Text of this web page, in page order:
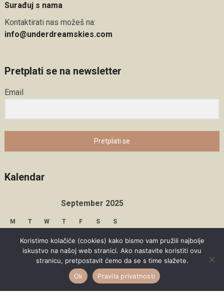
Surađuj s nama
Kontaktirati nas možeš na:
info@underdreamskies.com
Pretplati se na newsletter
Email
Pretplati se
Kalendar
September 2025
M T W T F S S
2 3 4 5 6 7
10 11 12 13 14
19 20 21
Koristimo kolačiće (cookies) kako bismo vam pružili najbolje
iskustvo na našoj web stranici. Ako nastavite koristiti ovu
stranicu, pretpostavit ćemo da se s time slažete.
Ok
Pravila privatnosti